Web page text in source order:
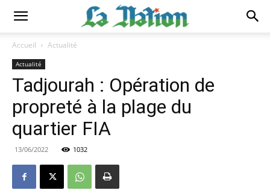
Accueil Actualité
Actualité
Tadjourah : Opération de
propreté à la plage du
quartier FIA
13/06/2022 1032